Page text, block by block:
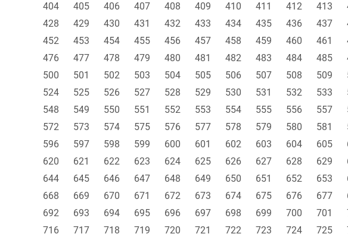
404
405 406 407 408 409 410 411 412 413
428
429 430 431 432 433 434 435 436 437
452
453 454 455 456 457 458 459 460 461
476
477 478 479 480 481 482 483 484 485
500
501 502 503 504 505 506 507 508 509
524
525 526 527 528 529 530 531 532 533
548
549 550 551 552 553 554 555 556 557
572
573 574 575 576 577 578 579 580 581
596
597 598 599 600 601 602 603 604 605
620
621 622 623 624 625 626 627 628 629
644
645 646 647 648 649 650 651 652 653
668
669 670 671 672 673 674 675 676 677
692
693 694 695 696 697 698 699 700 701
716
717 718 719 720 721 722 723 724 725